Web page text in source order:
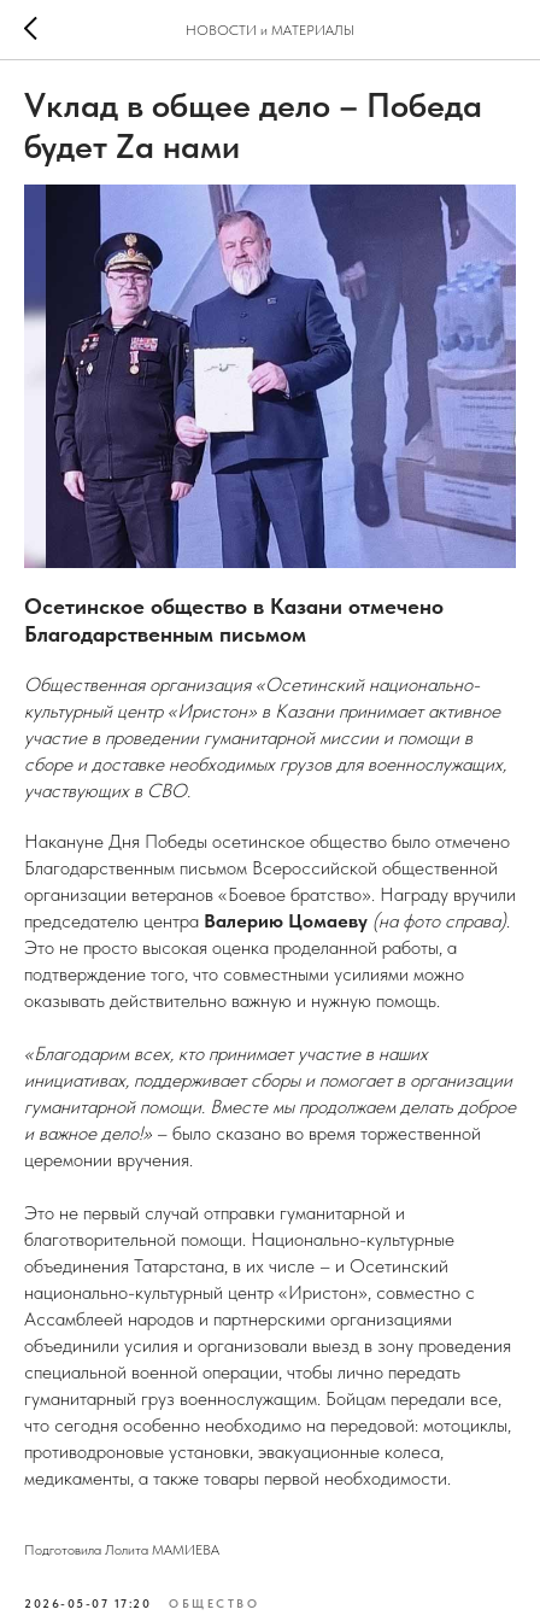
НОВОСТИ и МАТЕРИАЛЫ
Vклад в общее дело – Победа
будет Zа нами
Осетинское общество в Казани отмечено
Благодарственным письмом
Общественная организация «Осетинский национально-
культурный центр «Иристон» в Казани принимает активное
участие в проведении гуманитарной миссии и помощи в
сборе и доставке необходимых грузов для военнослужащих,
участвующих в СВО.
Накануне Дня Победы осетинское общество было отмечено
Благодарственным письмом Всероссийской общественной
организации ветеранов «Боевое братство». Награду вручили
председателю центра Валерию Цомаеву (на фото справа).
Это не просто высокая оценка проделанной работы, а
подтверждение того, что совместными усилиями можно
оказывать действительно важную и нужную помощь.
«Благодарим всех, кто принимает участие в наших
инициативах, поддерживает сборы и помогает в организации
гуманитарной помощи. Вместе мы продолжаем делать доброе
и важное дело!» – было сказано во время торжественной
церемонии вручения.
Это не первый случай отправки гуманитарной и
благотворительной помощи. Национально-культурные
объединения Татарстана, в их числе – и Осетинский
национально-культурный центр «Иристон», совместно с
Ассамблеей народов и партнерскими организациями
объединили усилия и организовали выезд в зону проведения
специальной военной операции, чтобы лично передать
гуманитарный груз военнослужащим. Бойцам передали все,
что сегодня особенно необходимо на передовой: мотоциклы,
противодроновые установки, эвакуационные колеса,
медикаменты, а также товары первой необходимости.
Подготовила Лолита МАМИЕВА
2026-05-07 17:20 ОБЩЕСТВО